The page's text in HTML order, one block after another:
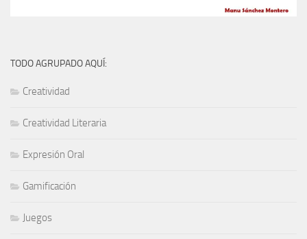
TODO AGRUPADO AQUÍ:
Creatividad
Creatividad Literaria
Expresión Oral
Gamificación
Juegos